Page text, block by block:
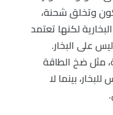
وتخلق شحنة،
لكنها تعتمد
على البخار.
مثل ضخ الطاقة
بينما لا